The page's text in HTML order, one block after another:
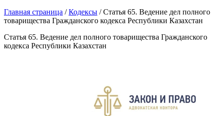
Главная страница /Кодексы /Статья 65. Ведение дел полного
товарищества Гражданского кодекса Республики Казахстан
Статья 65. Ведение дел полного товарищества Гражданского
кодекса Республики Казахстан